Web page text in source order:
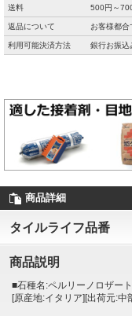
送料 500円～
返品について お客様都合
利用可能決済方法 銀行お振込
商品詳細
タイルライフ品番
商品説明
■石種名:ペルリーノロザート
[原産地:イタリア][出荷元:中